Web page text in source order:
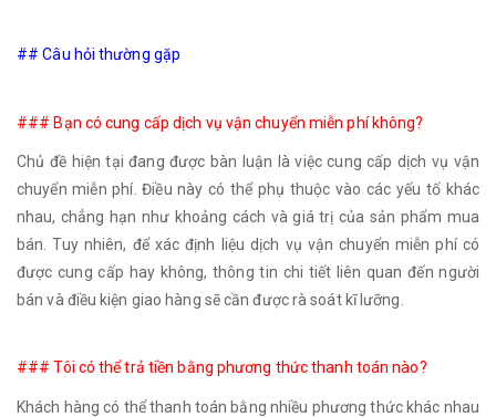
## Câu hỏi thường gặp
### Bạn có cung cấp dịch vụ vận chuyển miễn phí không?
Chủ đề hiện tại đang được bàn luận là việc cung cấp dịch vụ vận
chuyển miễn phí. Điều này có thể phụ thuộc vào các yếu tố khác
nhau, chẳng hạn như khoảng cách và giá trị của sản phẩm mua
bán. Tuy nhiên, để xác định liệu dịch vụ vận chuyển miễn phí có
được cung cấp hay không, thông tin chi tiết liên quan đến người
bán và điều kiện giao hàng sẽ cần được rà soát kĩ lưỡng.
### Tôi có thể trả tiền bằng phương thức thanh toán nào?
Khách hàng có thể thanh toán bằng nhiều phương thức khác nhau